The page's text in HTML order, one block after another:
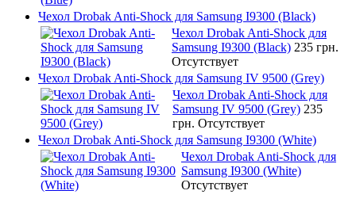
Чехол Drobak Anti-Shock для Samsung I9300 (Black)
Чехол Drobak Anti-Shock для
Samsung I9300 (Black) 235 грн.
Отсутствует
Чехол Drobak Anti-Shock для Samsung IV 9500 (Grey)
Чехол Drobak Anti-Shock для
Samsung IV 9500 (Grey) 235
грн. Отсутствует
Чехол Drobak Anti-Shock для Samsung I9300 (White)
Чехол Drobak Anti-Shock для
Samsung I9300 (White)
Отсутствует